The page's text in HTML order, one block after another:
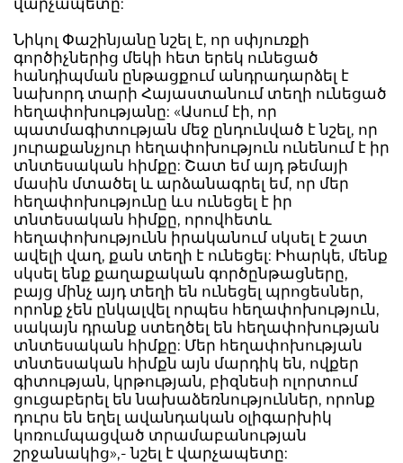
Նիկոլ Փաշինյանը նշել է, որ սփյուռքի
գործիչներից մեկի հետ երեկ ունեցած
հանդիպման ընթացքում անդրադարձել է
նախորդ տարի Հայաստանում տեղի ունեցած
հեղափոխությանը: «Ասում էի, որ
պատմագիտության մեջ ընդունված է նշել, որ
յուրաքանչյուր հեղափոխություն ունենում է իր
տնտեսական հիմքը: Շատ եմ այդ թեմայի
մասին մտածել և արձանագրել եմ, որ մեր
հեղափոխությունը ևս ունեցել է իր
տնտեսական հիմքը, որովհետև
հեղափոխությունն իրականում սկսել է շատ
ավելի վաղ, քան տեղի է ունեցել: Իհարկե, մենք
սկսել ենք քաղաքական գործընթացները,
բայց մինչ այդ տեղի են ունեցել պրոցեսներ,
որոնք չեն ընկալվել որպես հեղափոխություն,
սակայն դրանք ստեղծել են հեղափոխության
տնտեսական հիմքը: Մեր հեղափոխության
տնտեսական հիմքն այն մարդիկ են, ովքեր
գիտության, կրթության, բիզնեսի ոլորտում
ցուցաբերել են նախաձեռնություններ, որոնք
դուրս են եղել ավանդական օլիգարխիկ
կոռումպացված տրամաբանության
շրջանակից»,- նշել է վարչապետը: